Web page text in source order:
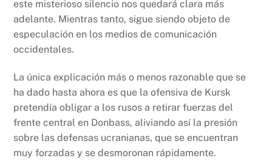
este misterioso silencio nos quedará clara más
adelante. Mientras tanto, sigue siendo objeto de
especulación en los medios de comunicación
occidentales.
La única explicación más o menos razonable que se
ha dado hasta ahora es que la ofensiva de Kursk
pretendía obligar a los rusos a retirar fuerzas del
frente central en Donbass, aliviando así la presión
sobre las defensas ucranianas, que se encuentran
muy forzadas y se desmoronan rápidamente.